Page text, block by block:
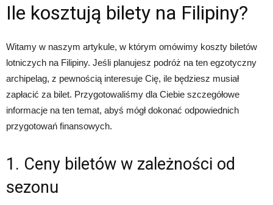
Ile kosztują bilety na Filipiny?
Witamy w naszym artykule, w którym omówimy koszty biletów
lotniczych na Filipiny. Jeśli planujesz podróż na ten egzotyczny
archipelag, z pewnością interesuje Cię, ile będziesz musiał
zapłacić za bilet. Przygotowaliśmy dla Ciebie szczegółowe
informacje na ten temat, abyś mógł dokonać odpowiednich
przygotowań finansowych.
1. Ceny biletów w zależności od
sezonu